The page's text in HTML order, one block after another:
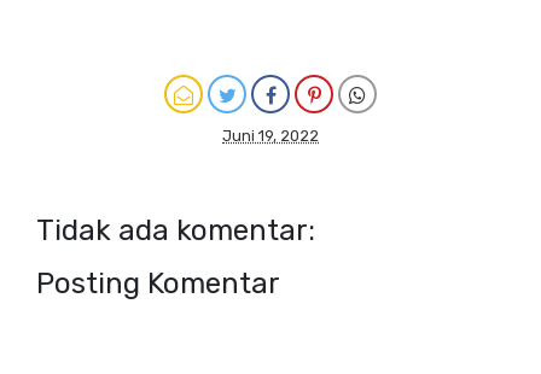
Juni 19, 2022
Tidak ada komentar:
Posting Komentar